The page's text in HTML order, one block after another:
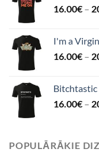
16.00€ –
I'm a Virgin
16.00€ –
Bitchtastic
16.00€ –
POPULĀRĀKIE